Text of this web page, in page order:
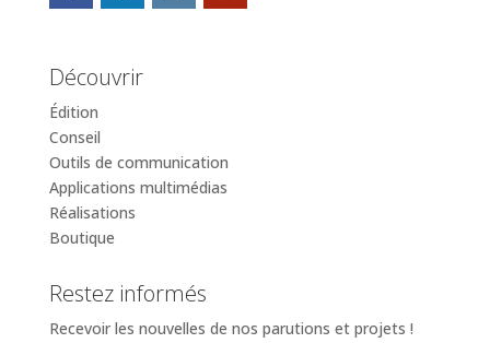
Découvrir
Édition
Conseil
Outils de communication
Applications multimédias
Réalisations
Boutique
Restez informés
Recevoir les nouvelles de nos parutions et projets !